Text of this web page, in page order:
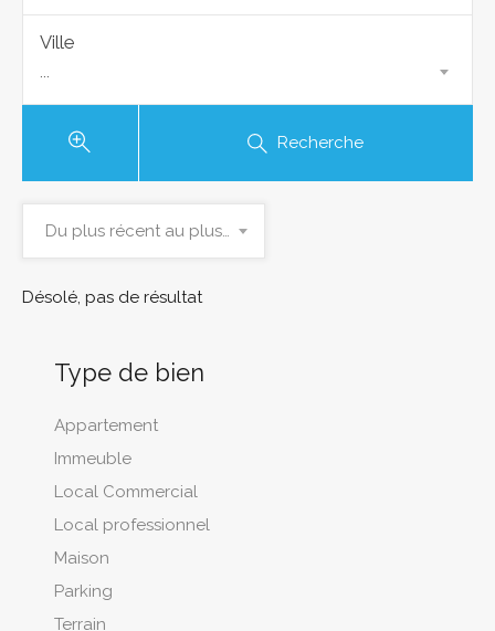
Ville
...
Recherche
Du plus récent au plus ancien
Désolé, pas de résultat
Type de bien
Appartement
Immeuble
Local Commercial
Local professionnel
Maison
Parking
Terrain